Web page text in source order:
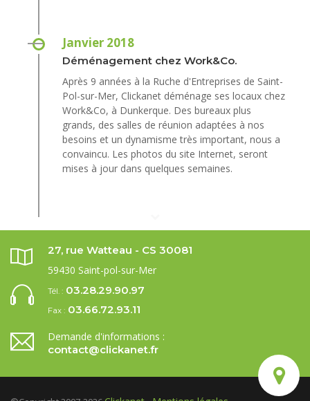
Janvier 2018
Déménagement chez Work&Co.
Après 9 années à la Ruche d'Entreprises de Saint-
Pol-sur-Mer, Clickanet déménage ses locaux chez
Work&Co, à Dunkerque. Des bureaux plus
grands, des salles de réunion adaptées à nos
besoins et un dynamisme très important, nous a
convaincu. Les photos du site Internet, seront
mises à jour dans quelques semaines.
27, rue Watteau - CS 30081
59430 Saint-pol-sur-Mer
Tél. : 03.28.29.90.97
Fax : 03.66.72.93.11
Demande d'informations :
contact@clickanet.fr